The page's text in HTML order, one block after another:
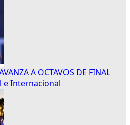
A OCTAVOS DE FINAL
e Internacional